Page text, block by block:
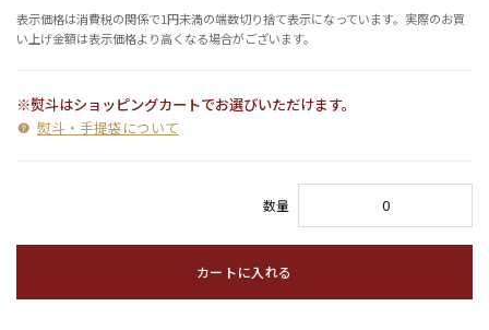
表示価格は消費税の関係で1円未満の端数切り捨て表示になっています。実際のお買
い上げ金額は表示価格より高くなる場合がございます。
※熨斗はショッピングカートでお選びいただけます。
熨斗・手提袋について
数量
カートに入れる